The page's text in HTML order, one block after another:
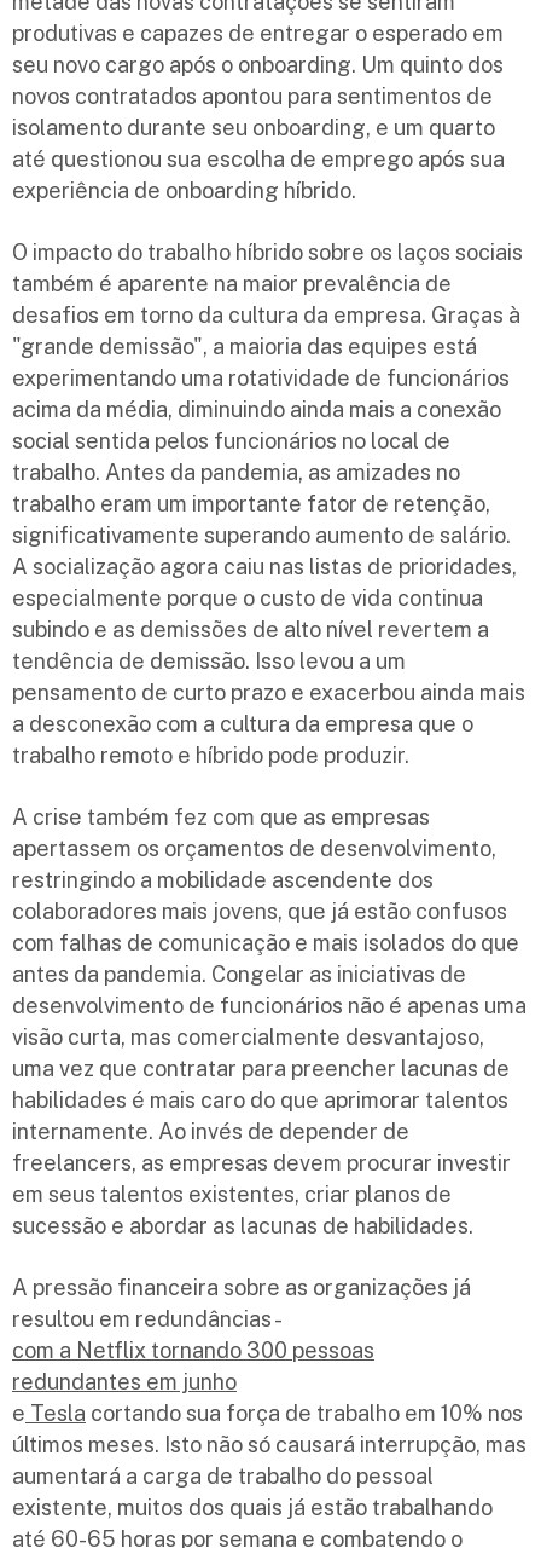
produtivas e capazes de entregar o esperado em
seu novo cargo após o onboarding. Um quinto dos
novos contratados apontou para sentimentos de
isolamento durante seu onboarding, e um quarto
até questionou sua escolha de emprego após sua
experiência de onboarding híbrido.
O impacto do trabalho híbrido sobre os laços sociais
também é aparente na maior prevalência de
desafios em torno da cultura da empresa. Graças à
"grande demissão", a maioria das equipes está
experimentando uma rotatividade de funcionários
acima da média, diminuindo ainda mais a conexão
social sentida pelos funcionários no local de
trabalho. Antes da pandemia, as amizades no
trabalho eram um importante fator de retenção,
significativamente superando aumento de salário.
A socialização agora caiu nas listas de prioridades,
especialmente porque o custo de vida continua
subindo e as demissões de alto nível revertem a
tendência de demissão. Isso levou a um
pensamento de curto prazo e exacerbou ainda mais
a desconexão com a cultura da empresa que o
trabalho remoto e híbrido pode produzir.
A crise também fez com que as empresas
apertassem os orçamentos de desenvolvimento,
restringindo a mobilidade ascendente dos
colaboradores mais jovens, que já estão confusos
com falhas de comunicação e mais isolados do que
antes da pandemia. Congelar as iniciativas de
desenvolvimento de funcionários não é apenas uma
visão curta, mas comercialmente desvantajoso,
uma vez que contratar para preencher lacunas de
habilidades é mais caro do que aprimorar talentos
internamente. Ao invés de depender de
freelancers, as empresas devem procurar investir
em seus talentos existentes, criar planos de
sucessão e abordar as lacunas de habilidades.
A pressão financeira sobre as organizações já
resultou em redundâncias -
com a Netflix tornando 300 pessoas
redundantes em junho
e Tesla cortando sua força de trabalho em 10% nos
últimos meses. Isto não só causará interrupção, mas
aumentará a carga de trabalho do pessoal
existente, muitos dos quais já estão trabalhando
até 60-65 horas por semana e combatendo o